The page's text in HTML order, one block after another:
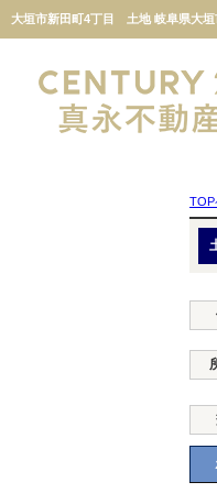
大垣市新田町4丁目 土地 岐阜県大垣
TOP